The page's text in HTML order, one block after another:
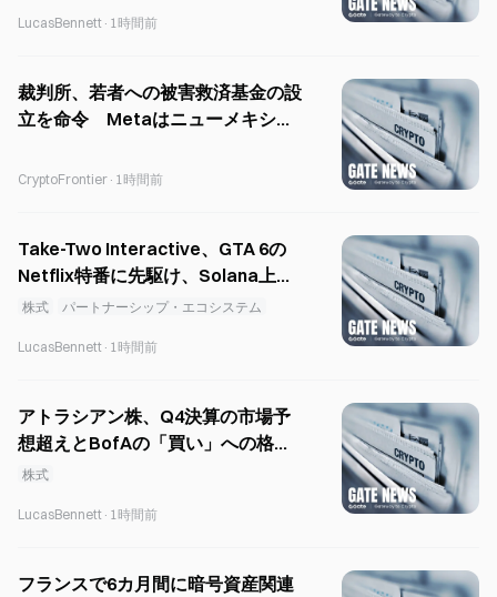
LucasBennett · 1時間前
裁判所、若者への被害救済基金の設
立を命令 Metaはニューメキシコ
CryptoFrontier · 1時間前
Take-Two Interactive、GTA 6の
Netflix特番に先駆け、Solana上で
トークン化株式をローンチ
株式 パートナーシップ・エコシステム
LucasBennett · 1時間前
アトラシアン株、Q4決算の市場予
想超えとBofAの「買い」への格上
げを受け、28.5％急騰
株式
LucasBennett · 1時間前
フランスで6カ月間に暗号資産関連